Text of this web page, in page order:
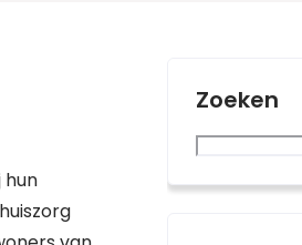
hun
Zoeken